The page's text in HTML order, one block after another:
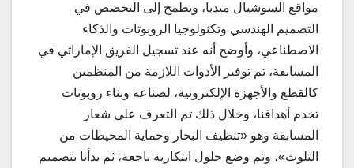
مواقع السوشيال ميديا، ويطمح إلى التخصص في
التصميم الهندسي وتكنولوجيا الروبوتات والذكاء
الاصطناعي، وأوضح أنه عند تسجيل الفريق الإماراتي في
المسابقة، تم توفير الأدوات اللازمة من المنظمين
كالقطع والأجهزة الإلكترونية، لصناعة وبناء روبوتات
تخدم أهدافنا، وخلال ذلك تم التعرف على شعار
المسابقة وهو «تنظيف البحار وحماية المحيطات من
التلوث»، وتم وضع حلول ابتكارية ناجعة، ثم بدأنا بتصميم